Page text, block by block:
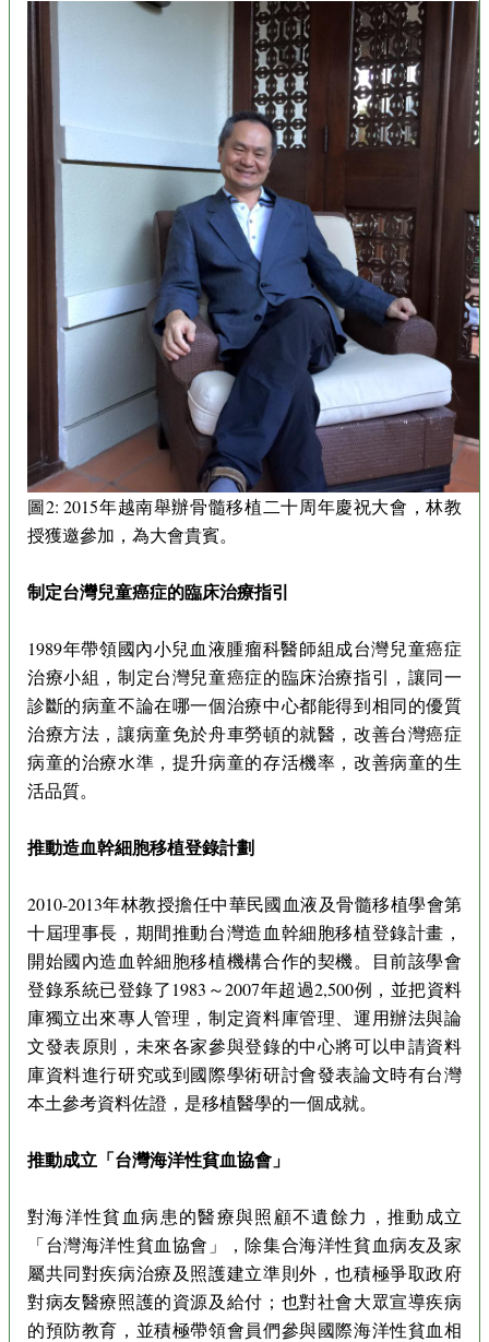
圖2: 2015年越南舉辦骨髓移植二十周年慶祝大會，林教
授獲邀參加，為大會貴賓。
制定台灣兒童癌症的臨床治療指引
1989年帶領國內小兒血液腫瘤科醫師組成台灣兒童癌症
治療小組，制定台灣兒童癌症的臨床治療指引，讓同一
診斷的病童不論在哪一個治療中心都能得到相同的優質
治療方法，讓病童免於舟車勞頓的就醫，改善台灣癌症
病童的治療水準，提升病童的存活機率，改善病童的生
活品質。
推動造血幹細胞移植登錄計劃
2010-2013年林教授擔任中華民國血液及骨髓移植學會第
十屆理事長，期間推動台灣造血幹細胞移植登錄計畫，
開始國內造血幹細胞移植機構合作的契機。目前該學會
登錄系統已登錄了1983～2007年超過2,500例，並把資料
庫獨立出來專人管理，制定資料庫管理、運用辦法與論
文發表原則，未來各家參與登錄的中心將可以申請資料
庫資料進行研究或到國際學術研討會發表論文時有台灣
本土參考資料佐證，是移植醫學的一個成就。
推動成立「台灣海洋性貧血協會」
對海洋性貧血病患的醫療與照顧不遺餘力，推動成立
「台灣海洋性貧血協會」，除集合海洋性貧血病友及家
屬共同對疾病治療及照護建立準則外，也積極爭取政府
對病友醫療照護的資源及給付；也對社會大眾宣導疾病
的預防教育，並積極帶領會員們參與國際海洋性貧血相